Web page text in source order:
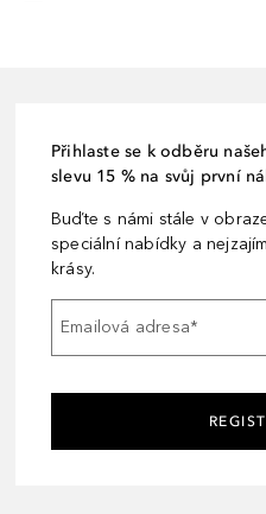
Přihlaste se k odběru
slevu 15 % na svůj první
Buďte s námi stále v
speciální nabídky a
krásy.
Emailová adresa*